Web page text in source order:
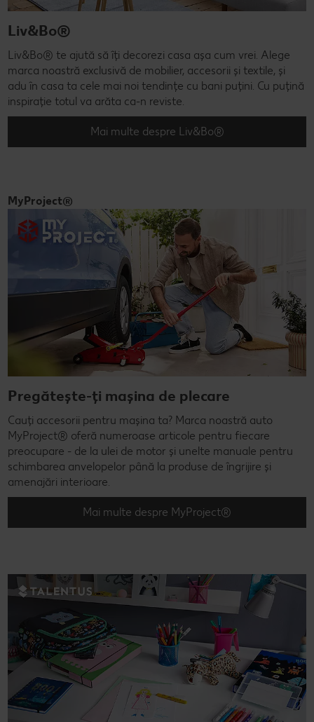
Liv&Bo®
Liv&Bo® te ajută să îți decorezi casa așa cum vrei. Alege
marca noastră exclusivă de mobilier, accesorii și textile, și
adu în casa ta cele mai noi tendințe cu bani puțini. Cu puțină
inspirație totul va arăta ca-n reviste.
Mai multe despre Liv&Bo®
MyProject®
Pregătește-ți mașina de plecare
Cauți accesorii pentru mașina ta? Marca noastră auto
MyProject® oferă numeroase articole pentru fiecare
preocupare - de la ulei de motor și unelte manuale pentru
schimbarea anvelopelor până la produse de îngrijire și
amenajări interioare.
Mai multe despre MyProject®